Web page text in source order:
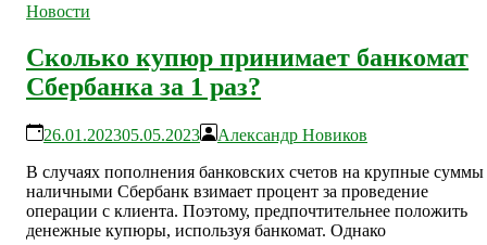
Новости
Сколько купюр принимает банкомат
Сбербанка за 1 раз?
26.01.202305.05.2023
Александр Новиков
В случаях пополнения банковских счетов на крупные суммы
наличными Сбербанк взимает процент за проведение
операции с клиента. Поэтому, предпочтительнее положить
денежные купюры, используя банкомат. Однако